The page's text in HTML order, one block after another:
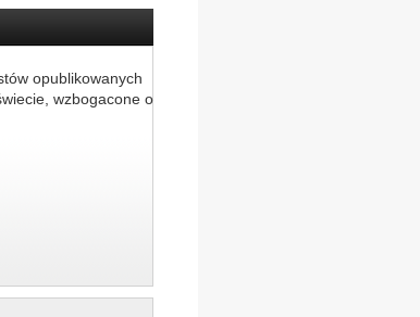
opublikowanych
wzbogacone o